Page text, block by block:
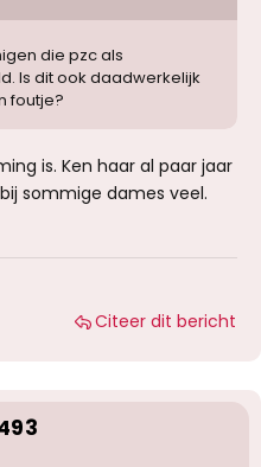
die pzc als
Is dit ook daadwerkelijk
foutje?
is. Ken haar al paar jaar
sommige dames veel.
Citeer dit bericht